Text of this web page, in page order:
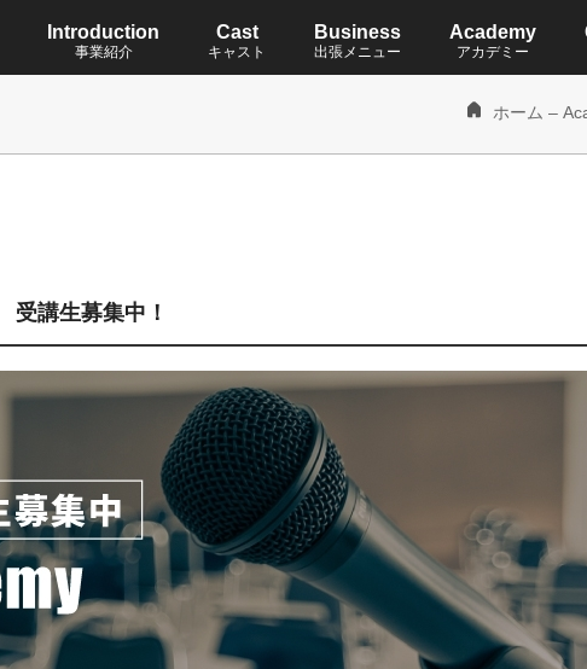
Introduction
事業紹介
Cast
キャスト
Business
出張メニュー
Academy
アカデミー
ホーム –
講生募集中！